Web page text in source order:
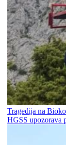
Tragedija na
HGSS upozorava